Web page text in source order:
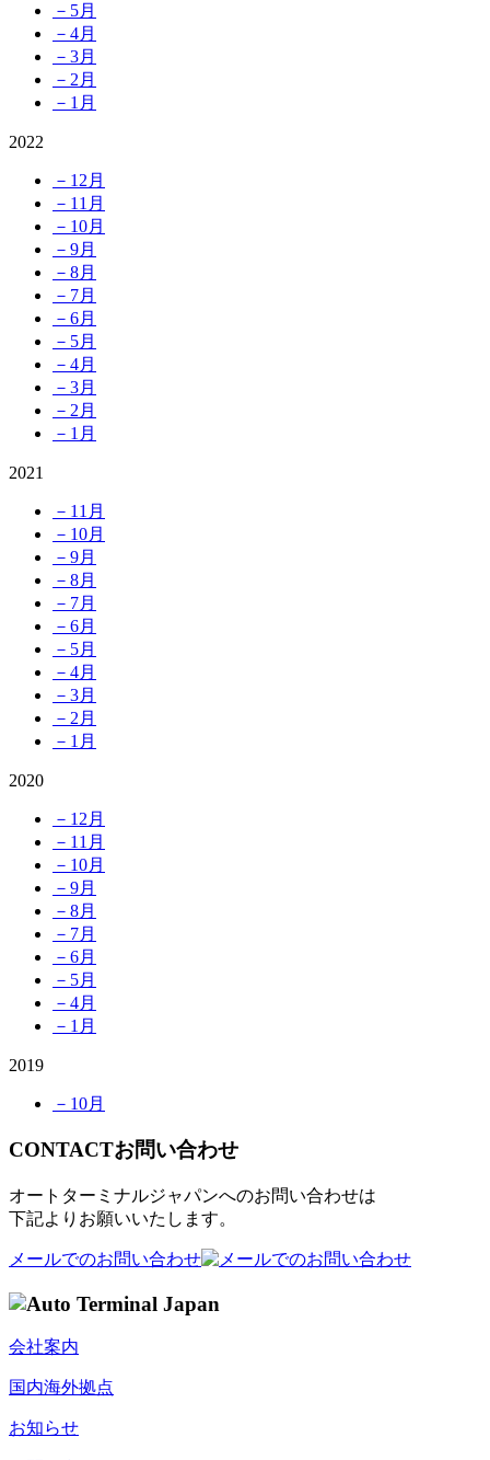
－5月
－4月
－3月
－2月
－1月
2022
－12月
－11月
－10月
－9月
－8月
－7月
－6月
－5月
－4月
－3月
－2月
－1月
2021
－11月
－10月
－9月
－8月
－7月
－6月
－5月
－4月
－3月
－2月
－1月
2020
－12月
－11月
－10月
－9月
－8月
－7月
－6月
－5月
－4月
－1月
2019
－10月
CONTACTお問い合わせ
オートターミナルジャパンへのお問い合わせは
下記よりお願いいたします。
メールでのお問い合わせ
会社案内
国内海外拠点
お知らせ